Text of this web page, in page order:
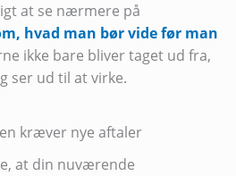
at se nærmere på
hvad man bør vide før man
ikke bare bliver taget ud fra,
ser ud til at virke.
kræver nye aftaler
at din nuværende